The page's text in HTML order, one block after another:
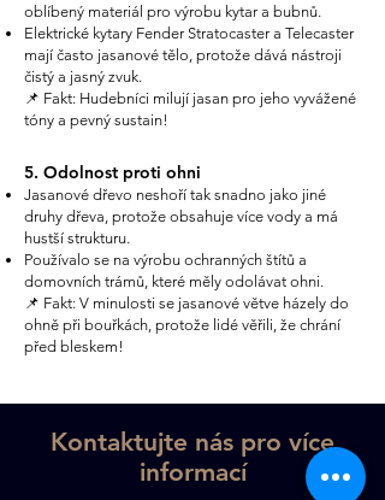
oblíbený materiál pro výrobu kytar a bubnů.
Elektrické kytary Fender Stratocaster a Telecaster
mají často jasanové tělo, protože dává nástroji
čistý a jasný zvuk.
📌 Fakt: Hudebníci milují jasan pro jeho vyvážené
tóny a pevný sustain!
5. Odolnost proti ohni
Jasanové dřevo neshoří tak snadno jako jiné
druhy dřeva, protože obsahuje více vody a má
hustší strukturu.
Používalo se na výrobu ochranných štítů a
domovních trámů, které měly odolávat ohni.
📌 Fakt: V minulosti se jasanové větve házely do
ohně při bouřkách, protože lidé věřili, že chrání
před bleskem!
Kontaktujte nás pro více
informací